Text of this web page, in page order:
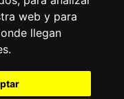
web y para
llegan